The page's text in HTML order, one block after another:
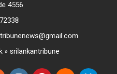
4556
» srilankantribune